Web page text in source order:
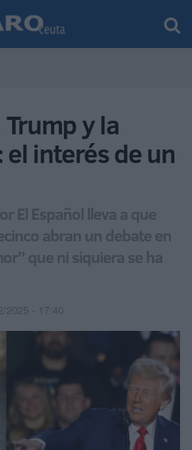
y la
el interés de un
El Español lleva a que
abran un debate en
que ni siquiera se ha
2025 - 17:40